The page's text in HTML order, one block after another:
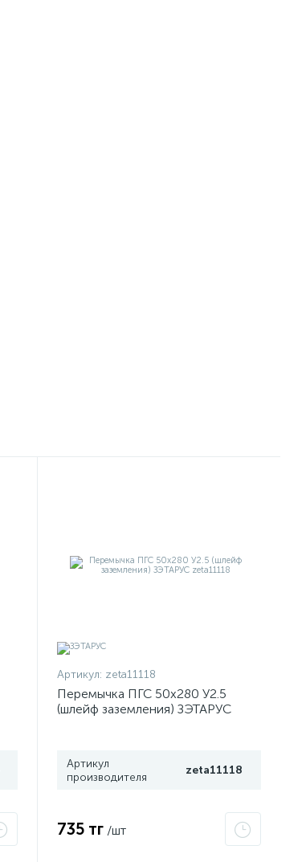
Артикул: zeta11118
Перемычка ПГС 50х280 У2.5
(шлейф заземления) ЗЭТАРУС
Артикул
производителя
zeta11118
735 тг /шт